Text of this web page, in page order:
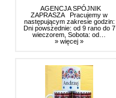
AGENCJA SPÓJNIK
ZAPRASZA Pracujemy w
następującym zakresie godzin:
Dni powszednie: od 9 rano do 7
wieczorem, Sobota: od…
» więcej »